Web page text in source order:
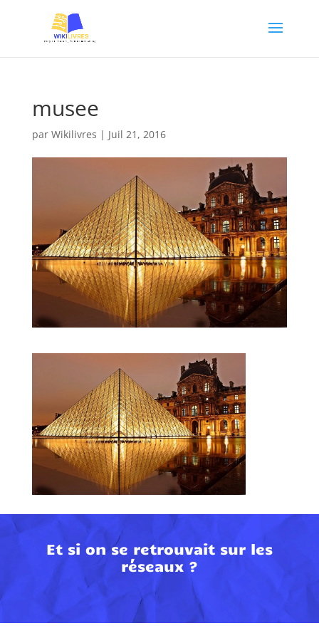
musee
par Wikilivres | Juil 21, 2016
Et si on se retrouvait sur les
réseaux ?